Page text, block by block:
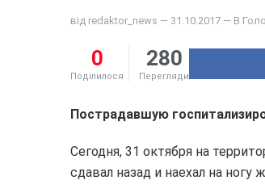
від redaktor_news — 31.10.2017 — В
0
Поділилося
280
Перегляди
Пострадавшую
Сегодня, 31 октября на
сдавал назад и наехал на ногу